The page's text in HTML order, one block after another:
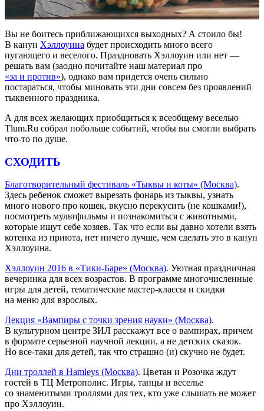
Вы не боитесь приближающихся выходных? А стоило бы!
В канун Хэллоуина будет происходить много всего
пугающего и веселого. Праздновать Хэллоуин или нет —
решать вам (заодно почитайте наш материал про
«за и против»), однако вам придется очень сильно
постараться, чтобы миновать эти дни совсем без проявлений
тыквенного праздника.
А для всех желающих приобщиться к всеобщему веселью
Tlum.Ru собрал побольше событий, чтобы вы смогли выбрать
что-то по душе.
СХОДИТЬ
Благотворительный фестиваль «Тыквы и коты» (Москва).
Здесь ребенок сможет вырезать фонарь из тыквы, узнать
много нового про кошек, вкусно перекусить (не кошками!),
посмотреть мультфильмы и познакомиться с животными,
которые ищут себе хозяев. Так что если вы давно хотели взять
котенка из приюта, нет ничего лучше, чем сделать это в канун
Хэллоуина.
Хэллоуин 2016 в «Тики-Баре» (Москва). Уютная праздничная
вечеринка для всех возрастов. В программе многочисленные
игры для детей, тематические мастер-классы и скидки
на меню для взрослых.
Лекция «Вампиры с точки зрения науки» (Москва).
В культурном центре ЗИЛ расскажут все о вампирах, причем
в формате серьезной научной лекции, а не детских сказок.
Но все-таки для детей, так что страшно (и) скучно не будет.
Дни троллей в Hamleys (Москва). Цветан и Розочка ждут
гостей в ТЦ Метрополис. Игры, танцы и веселье
со знаменитыми троллями для тех, кто уже слышать не может
про Хэллоуин.